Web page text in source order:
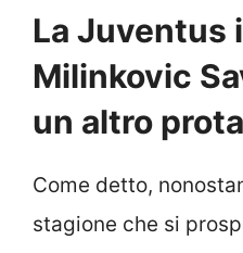
La Juventus
Milinkovic
un altro
Come detto,
stagione che si